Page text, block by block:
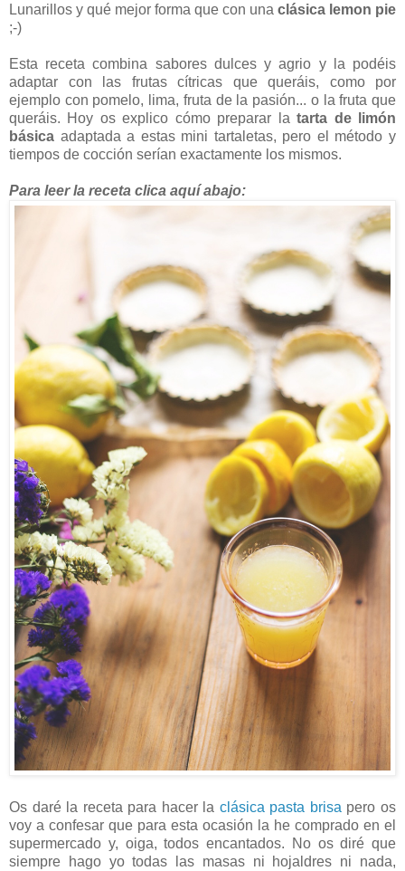
Lunarillos y qué mejor forma que con una clásica lemon pie
;-)
Esta receta combina sabores dulces y agrio y la podéis
adaptar con las frutas cítricas que queráis, como por
ejemplo con pomelo, lima, fruta de la pasión... o la fruta que
queráis. Hoy os explico cómo preparar latarta de limón
básica adaptada a estas mini tartaletas, pero el método y
tiempos de cocción serían exactamente los mismos.
Para leer la receta clica aquí abajo:
Os daré la receta para hacer la clásica pasta brisa pero os
voy a confesar que para esta ocasión la he comprado en el
supermercado y, oiga, todos encantados. No os diré que
siempre hago yo todas las masas ni hojaldres ni nada,